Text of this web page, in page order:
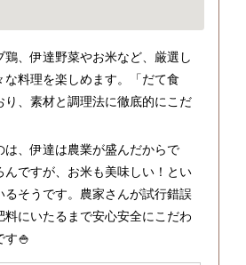
、伊達野菜やお米など、厳選し
な料理を楽しめます。「だて食
り、素材と調理法に徹底的にこだ
は、伊達は農業が盛んだからで
んですが、お米も美味しい！とい
るそうです。農家さんが試行錯誤
料にいたるまで安心安全にこだわ
す🍚